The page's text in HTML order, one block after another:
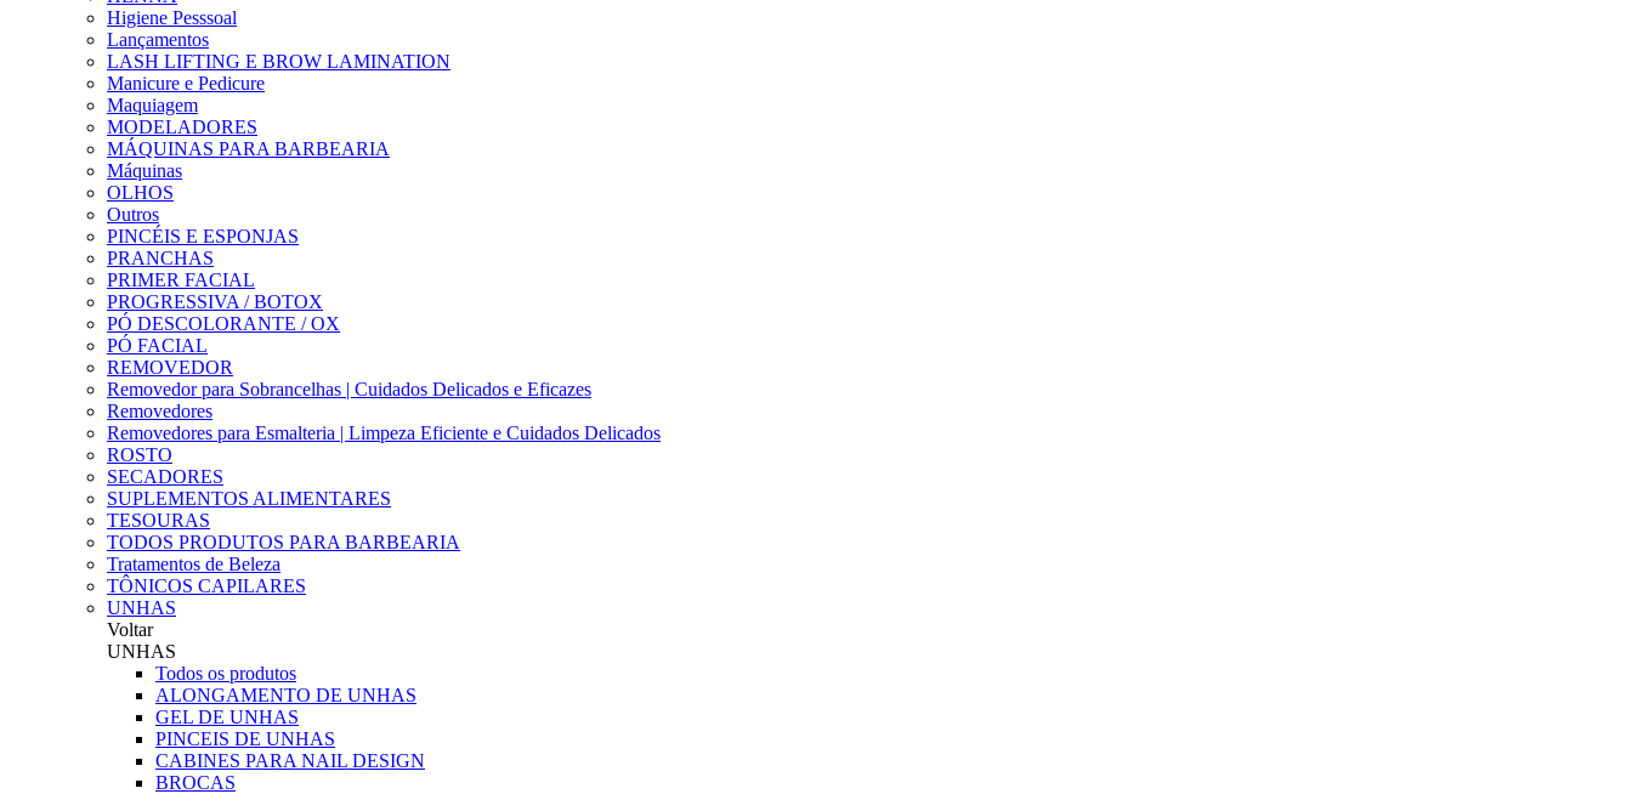
Higiene Pesssoal
Lançamentos
LASH LIFTING E BROW LAMINATION
Manicure e Pedicure
Maquiagem
MODELADORES
MÁQUINAS PARA BARBEARIA
Máquinas
OLHOS
Outros
PINCÉIS E ESPONJAS
PRANCHAS
PRIMER FACIAL
PROGRESSIVA / BOTOX
PÓ DESCOLORANTE / OX
PÓ FACIAL
REMOVEDOR
Removedor para Sobrancelhas | Cuidados Delicados e Eficazes
Removedores
Removedores para Esmalteria | Limpeza Eficiente e Cuidados Delicados
ROSTO
SECADORES
SUPLEMENTOS ALIMENTARES
TESOURAS
TODOS PRODUTOS PARA BARBEARIA
Tratamentos de Beleza
TÔNICOS CAPILARES
UNHAS
Voltar
UNHAS
Todos os produtos
ALONGAMENTO DE UNHAS
GEL DE UNHAS
PINCEIS DE UNHAS
CABINES PARA NAIL DESIGN
BROCAS